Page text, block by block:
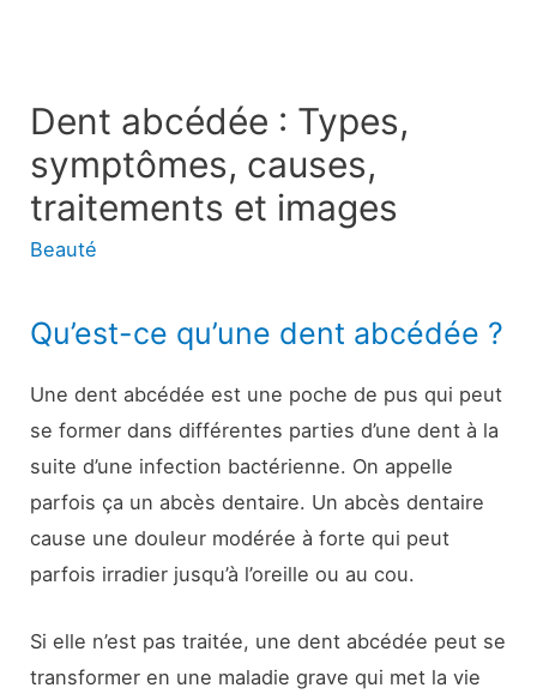
Dent abcédée : Types,
symptômes, causes,
traitements et images
Beauté
Qu’est-ce qu’une dent abcédée ?
Une dent abcédée est une poche de pus qui peut
se former dans différentes parties d’une dent à la
suite d’une infection bactérienne. On appelle
parfois ça un abcès dentaire. Un abcès dentaire
cause une douleur modérée à forte qui peut
parfois irradier jusqu’à l’oreille ou au cou.
Si elle n’est pas traitée, une dent abcédée peut se
transformer en une maladie grave qui met la vie